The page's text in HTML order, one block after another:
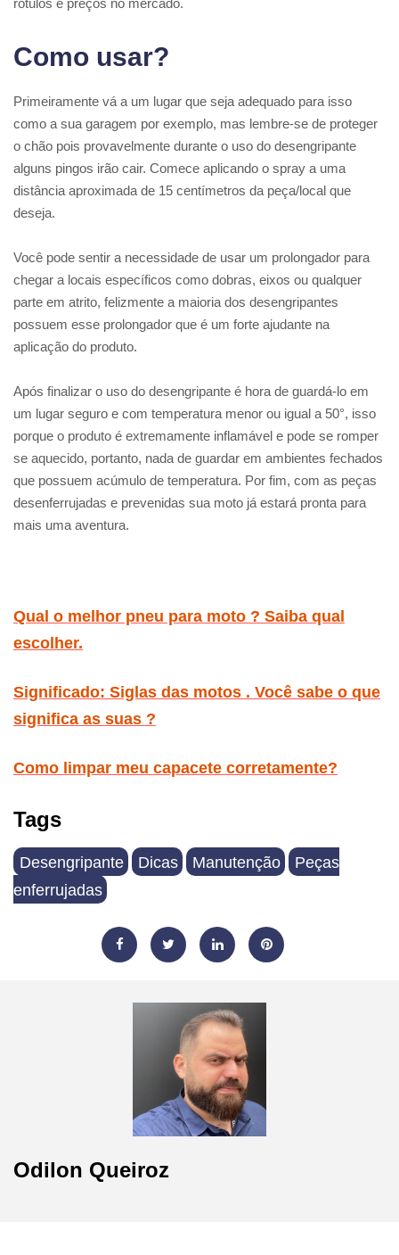
rótulos e preços no mercado.
Como usar?
Primeiramente vá a um lugar que seja adequado para isso
como a sua garagem por exemplo, mas lembre-se de proteger
o chão pois provavelmente durante o uso do desengripante
alguns pingos irão cair. Comece aplicando o spray a uma
distância aproximada de 15 centímetros da peça/local que
deseja.
Você pode sentir a necessidade de usar um prolongador para
chegar a locais específicos como dobras, eixos ou qualquer
parte em atrito, felizmente a maioria dos desengripantes
possuem esse prolongador que é um forte ajudante na
aplicação do produto.
Após finalizar o uso do desengripante é hora de guardá-lo em
um lugar seguro e com temperatura menor ou igual a 50°, isso
porque o produto é extremamente inflamável e pode se romper
se aquecido, portanto, nada de guardar em ambientes fechados
que possuem acúmulo de temperatura. Por fim, com as peças
desenferrujadas e prevenidas sua moto já estará pronta para
mais uma aventura.
Qual o melhor pneu para moto ? Saiba qual
escolher.
Significado: Siglas das motos . Você sabe o que
significa as suas ?
Como limpar meu capacete corretamente?
Tags
Desengripante Dicas Manutenção
Peças
enferrujadas
Odilon Queiroz